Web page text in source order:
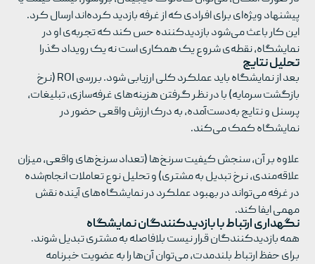
پیشنهاد ویژه‌ای برای افرادی که از غرفه بازدید کرده‌اند ارسال کرد.
این کار باعث می‌شود بازدیدکننده حس کند که تجربه‌ی او در
نمایشگاه، نقطه‌ی شروع یک همکاری است نه یک رویداد گذرا
تحلیل نتایج
بعد از نمایشگاه باید عملکرد کلی ارزیابی شود. بررسی ROI (نرخ
بازگشت سرمایه) با در نظر گرفتن هزینه‌های غرفه‌سازی، تبلیغات،
پرسنل و نتایج به‌دست‌آمده، به درک ارزش واقعی حضور در
نمایشگاه کمک می‌کند.
علاوه بر آن، سنجش کیفیت سرنخ‌ها (تعداد سرنخ‌های واقعی، میزان
علاقه‌مندی، نرخ تبدیل به مشتری) و تحلیل نوع تعاملات انجام‌شده
در غرفه می‌تواند در بهبود عملکرد در نمایشگاه‌های آینده نقش
مهمی ایفا کند.
نگهداری ارتباط با بازدیدکنندگان نمایشگاه
همه بازدیدکنندگان قرار نیست بلافاصله به مشتری تبدیل شوند.
برای حفظ ارتباط بلندمدت، می‌توان آن‌ها را به عضویت خبرنامه